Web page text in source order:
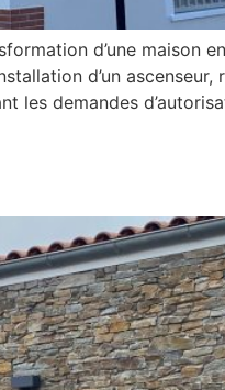
d’une maison
d’un
les demandes